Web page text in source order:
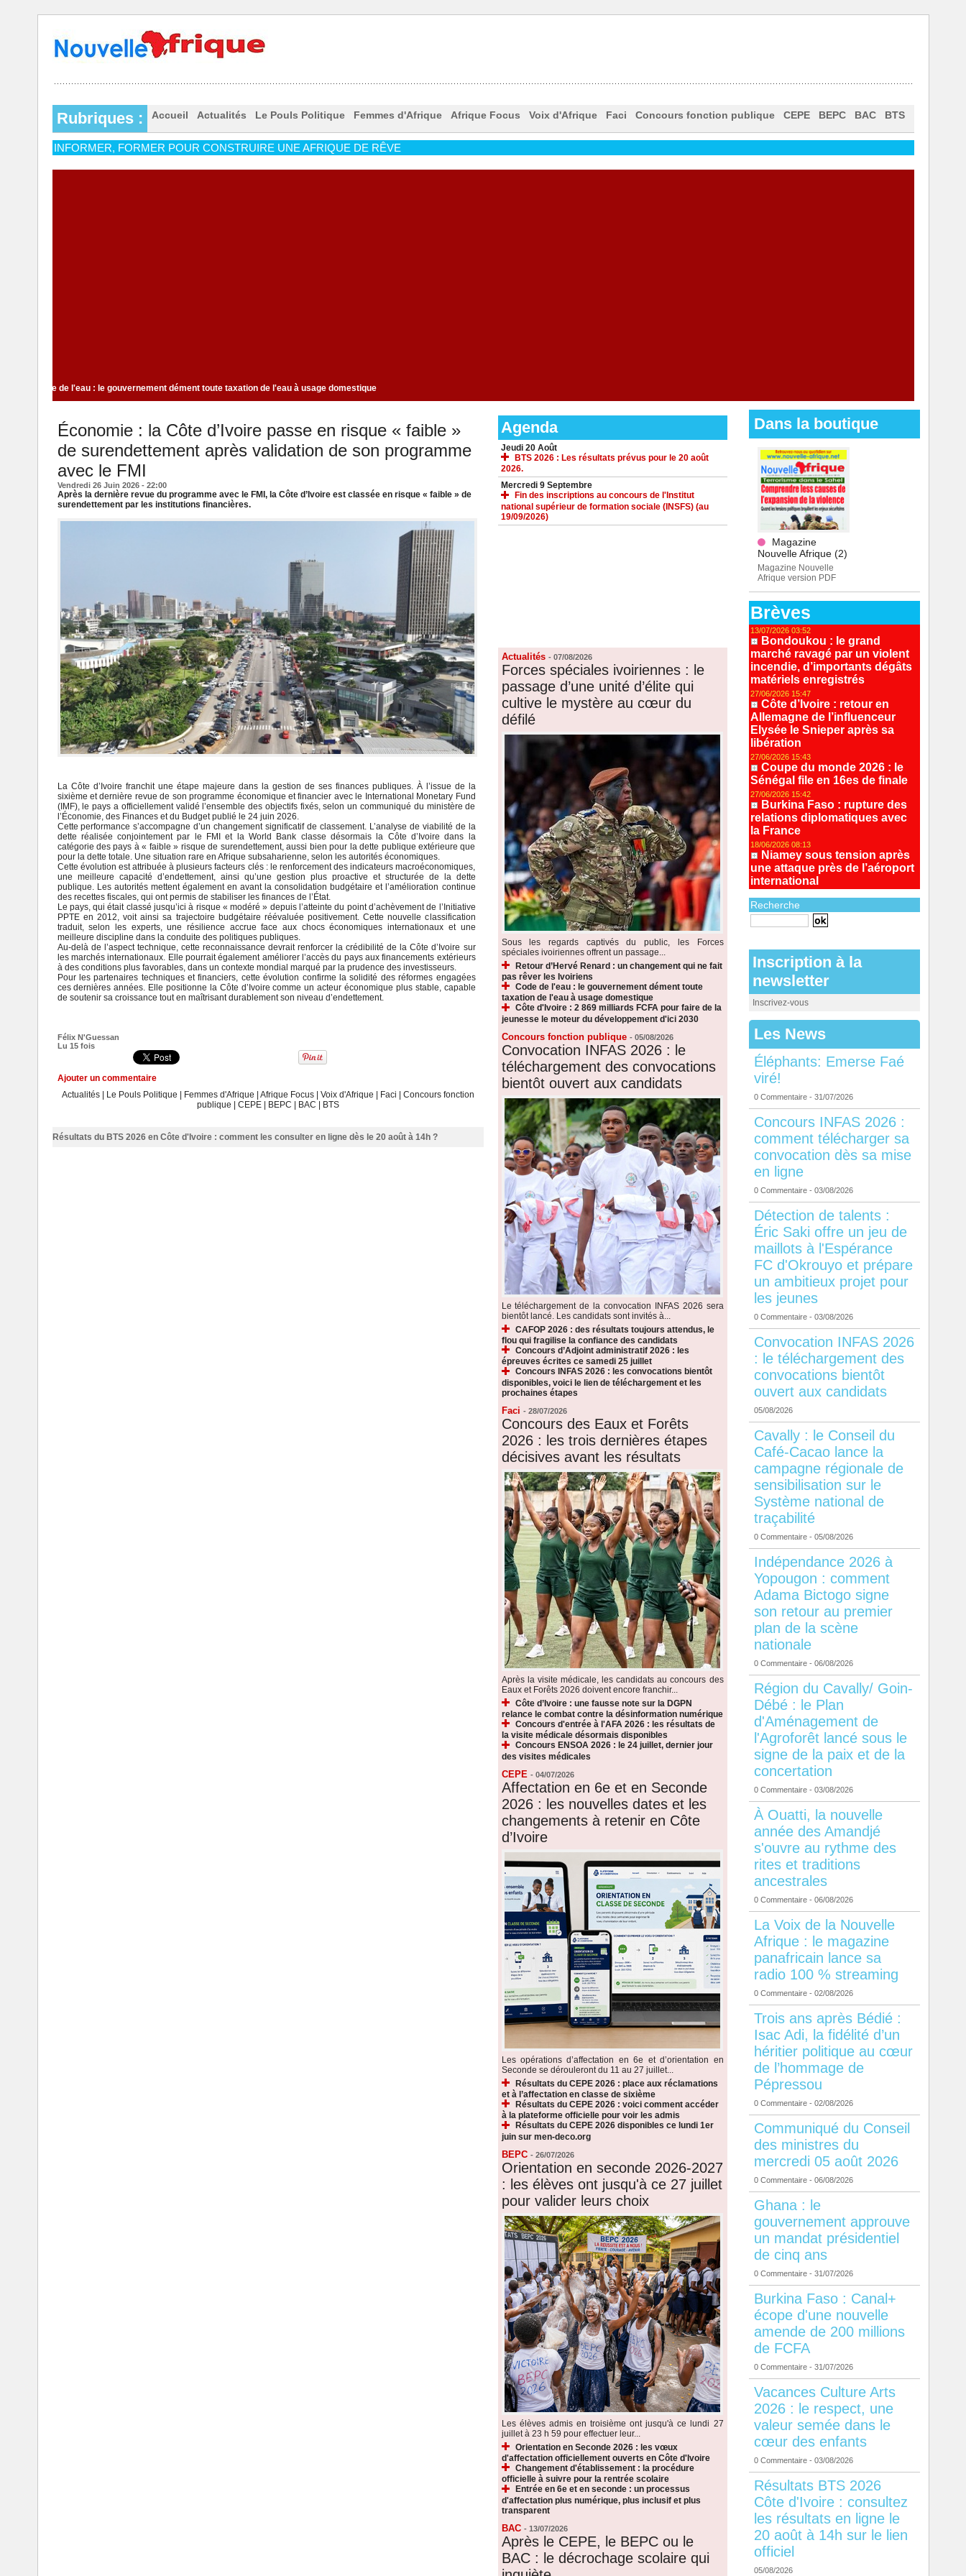
Rubriques : Accueil Actualités Le Pouls Politique Femmes d'Afrique Afrique Focus Voix d'Afrique Faci Concours fonction publique CEPE BEPC BAC BTS
INFORMER, FORMER POUR CONSTRUIRE UNE AFRIQUE DE RÊVE
rêver les Ivoiriens Code de l'eau : le gouvernement dément toute taxation de l'eau à usage domestique
Économie : la Côte d’Ivoire passe en risque « faible »
de surendettement après validation de son programme
avec le FMI
Vendredi 26 Juin 2026 - 22:00
Après la dernière revue du programme avec le FMI, la Côte d’Ivoire est classée en risque « faible » de
surendettement par les institutions financières.
La Côte d’Ivoire franchit une étape majeure dans la gestion de ses finances publiques. À l’issue de la
sixième et dernière revue de son programme économique et financier avec le International Monetary Fund
(IMF), le pays a officiellement validé l’ensemble des objectifs fixés, selon un communiqué du ministère de
l’Économie, des Finances et du Budget publié le 24 juin 2026.
Cette performance s’accompagne d’un changement significatif de classement. L’analyse de viabilité de la
dette réalisée conjointement par le FMI et la World Bank classe désormais la Côte d’Ivoire dans la
catégorie des pays à « faible » risque de surendettement, aussi bien pour la dette publique extérieure que
pour la dette totale. Une situation rare en Afrique subsaharienne, selon les autorités économiques.
Cette évolution est attribuée à plusieurs facteurs clés : le renforcement des indicateurs macroéconomiques,
une meilleure capacité d’endettement, ainsi qu’une gestion plus proactive et structurée de la dette
publique. Les autorités mettent également en avant la consolidation budgétaire et l’amélioration continue
des recettes fiscales, qui ont permis de stabiliser les finances de l’État.
Le pays, qui était classé jusqu’ici à risque « modéré » depuis l’atteinte du point d’achèvement de l’Initiative
PPTE en 2012, voit ainsi sa trajectoire budgétaire réévaluée positivement. Cette nouvelle classification
traduit, selon les experts, une résilience accrue face aux chocs économiques internationaux et une
meilleure discipline dans la conduite des politiques publiques.
Au-delà de l’aspect technique, cette reconnaissance devrait renforcer la crédibilité de la Côte d’Ivoire sur
les marchés internationaux. Elle pourrait également améliorer l’accès du pays aux financements extérieurs
à des conditions plus favorables, dans un contexte mondial marqué par la prudence des investisseurs.
Pour les partenaires techniques et financiers, cette évolution confirme la solidité des réformes engagées
ces dernières années. Elle positionne la Côte d’Ivoire comme un acteur économique plus stable, capable
de soutenir sa croissance tout en maîtrisant durablement son niveau d’endettement.
Félix N'Guessan
Lu 15 fois
Ajouter un commentaire
Actualités | Le Pouls Politique | Femmes d'Afrique | Afrique Focus | Voix d'Afrique | Faci | Concours fonction
publique | CEPE | BEPC | BAC | BTS
Résultats du BTS 2026 en Côte d'Ivoire : comment les consulter en ligne dès le 20 août à 14h ?
Agenda
Jeudi 20 Août
BTS 2026 : Les résultats prévus pour le 20 août
2026.
Mercredi 9 Septembre
Fin des inscriptions au concours de l'Institut
national supérieur de formation sociale (INSFS) (au
19/09/2026)
Actualités - 07/08/2026
Forces spéciales ivoiriennes : le
passage d’une unité d’élite qui
cultive le mystère au cœur du
défilé
Sous les regards captivés du public, les Forces
spéciales ivoiriennes offrent un passage...
Retour d’Hervé Renard : un changement qui ne fait
pas rêver les Ivoiriens
Code de l'eau : le gouvernement dément toute
taxation de l'eau à usage domestique
Côte d'Ivoire : 2 869 milliards FCFA pour faire de la
jeunesse le moteur du développement d'ici 2030
Concours fonction publique - 05/08/2026
Convocation INFAS 2026 : le
téléchargement des convocations
bientôt ouvert aux candidats
Le téléchargement de la convocation INFAS 2026 sera
bientôt lancé. Les candidats sont invités à...
CAFOP 2026 : des résultats toujours attendus, le
flou qui fragilise la confiance des candidats
Concours d’Adjoint administratif 2026 : les
épreuves écrites ce samedi 25 juillet
Concours INFAS 2026 : les convocations bientôt
disponibles, voici le lien de téléchargement et les
prochaines étapes
Faci - 28/07/2026
Concours des Eaux et Forêts
2026 : les trois dernières étapes
décisives avant les résultats
Après la visite médicale, les candidats au concours des
Eaux et Forêts 2026 doivent encore franchir...
Côte d’Ivoire : une fausse note sur la DGPN
relance le combat contre la désinformation numérique
Concours d'entrée à l'AFA 2026 : les résultats de
la visite médicale désormais disponibles
Concours ENSOA 2026 : le 24 juillet, dernier jour
des visites médicales
CEPE - 04/07/2026
Affectation en 6e et en Seconde
2026 : les nouvelles dates et les
changements à retenir en Côte
d’Ivoire
Les opérations d’affectation en 6e et d’orientation en
Seconde se dérouleront du 11 au 27 juillet...
Résultats du CEPE 2026 : place aux réclamations
et à l’affectation en classe de sixième
Résultats du CEPE 2026 : voici comment accéder
à la plateforme officielle pour voir les admis
Résultats du CEPE 2026 disponibles ce lundi 1er
juin sur men-deco.org
BEPC - 26/07/2026
Orientation en seconde 2026-2027
: les élèves ont jusqu'à ce 27 juillet
pour valider leurs choix
Les élèves admis en troisième ont jusqu'à ce lundi 27
juillet à 23 h 59 pour effectuer leur...
Orientation en Seconde 2026 : les vœux
d'affectation officiellement ouverts en Côte d'Ivoire
Changement d'établissement : la procédure
officielle à suivre pour la rentrée scolaire
Entrée en 6e et en seconde : un processus
d'affectation plus numérique, plus inclusif et plus
transparent
BAC - 13/07/2026
Après le CEPE, le BEPC ou le
BAC : le décrochage scolaire qui
Dans la boutique
Magazine
Nouvelle Afrique (2)
Magazine Nouvelle
Afrique version PDF
Brèves
13/07/2026 03:52
Bondoukou : le grand
marché ravagé par un violent
incendie, d’importants dégâts
matériels enregistrés
27/06/2026 15:47
Côte d’Ivoire : retour en
Allemagne de l’influenceur
Elysée le Snieper après sa
libération
27/06/2026 15:43
Coupe du monde 2026 : le
Sénégal file en 16es de finale
27/06/2026 15:42
Burkina Faso : rupture des
relations diplomatiques avec
la France
18/06/2026 08:13
Niamey sous tension après
une attaque près de l’aéroport
international
Recherche
Inscription à la
newsletter
Inscrivez-vous
Les News
Éléphants: Emerse Faé
viré!
0 Commentaire - 31/07/2026
Concours INFAS 2026 :
comment télécharger sa
convocation dès sa mise
en ligne
0 Commentaire - 03/08/2026
Détection de talents :
Éric Saki offre un jeu de
maillots à l'Espérance
FC d'Okrouyo et prépare
un ambitieux projet pour
les jeunes
0 Commentaire - 03/08/2026
Convocation INFAS 2026
: le téléchargement des
convocations bientôt
ouvert aux candidats
05/08/2026
Cavally : le Conseil du
Café-Cacao lance la
campagne régionale de
sensibilisation sur le
Système national de
traçabilité
0 Commentaire - 05/08/2026
Indépendance 2026 à
Yopougon : comment
Adama Bictogo signe
son retour au premier
plan de la scène
nationale
0 Commentaire - 06/08/2026
Région du Cavally/ Goin-
Débé : le Plan
d'Aménagement de
l'Agroforêt lancé sous le
signe de la paix et de la
concertation
0 Commentaire - 03/08/2026
À Ouatti, la nouvelle
année des Amandjé
s'ouvre au rythme des
rites et traditions
ancestrales
0 Commentaire - 06/08/2026
La Voix de la Nouvelle
Afrique : le magazine
panafricain lance sa
radio 100 % streaming
0 Commentaire - 02/08/2026
Trois ans après Bédié :
Isac Adi, la fidélité d’un
héritier politique au cœur
de l’hommage de
Pépressou
0 Commentaire - 02/08/2026
Communiqué du Conseil
des ministres du
mercredi 05 août 2026
0 Commentaire - 06/08/2026
Ghana : le
gouvernement approuve
un mandat présidentiel
de cinq ans
0 Commentaire - 31/07/2026
Burkina Faso : Canal+
écope d'une nouvelle
amende de 200 millions
de FCFA
0 Commentaire - 31/07/2026
Vacances Culture Arts
2026 : le respect, une
valeur semée dans le
cœur des enfants
0 Commentaire - 03/08/2026
Résultats BTS 2026
Côte d'Ivoire : consultez
les résultats en ligne le
20 août à 14h sur le lien
officiel
05/08/2026